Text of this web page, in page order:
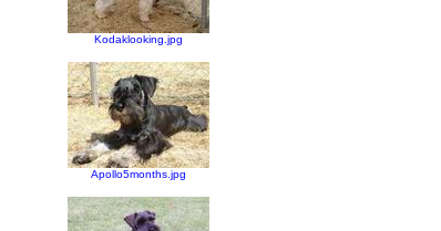
Kodaklooking.jpg
Apollo5months.jpg